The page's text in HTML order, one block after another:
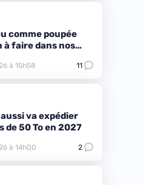
comme poupée
à faire dans nos
à 15h58 11
va expédier
de 50 To en 2027
à 14h00 2